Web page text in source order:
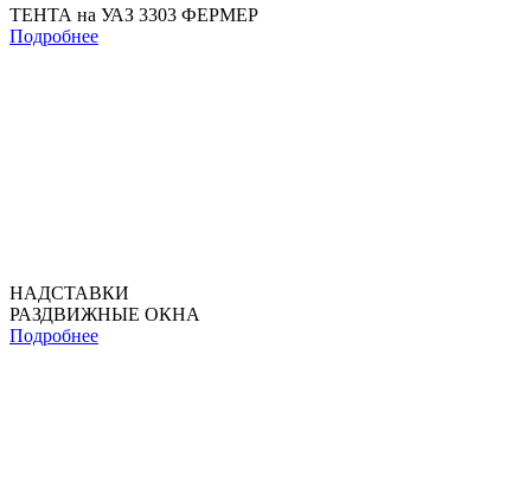
ТЕНТА на УАЗ 3303 ФЕРМЕР
Подробнее
НАДСТАВКИ
РАЗДВИЖНЫЕ ОКНА
Подробнее